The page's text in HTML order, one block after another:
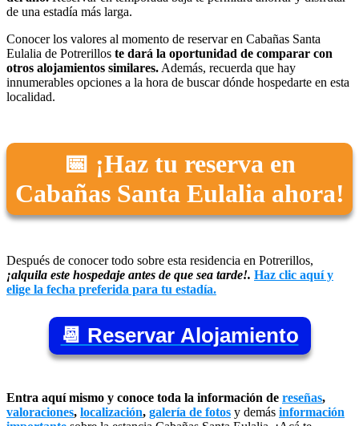
de una estadía más larga.
Conocer los valores al momento de reservar en Cabañas Santa
Eulalia de Potrerillos te dará la oportunidad de comparar con
otros alojamientos similares. Además, recuerda que hay
innumerables opciones a la hora de buscar dónde hospedarte en esta
localidad.
📅 ¡Haz tu reserva en
Cabañas Santa Eulalia ahora!
Después de conocer todo sobre esta residencia en Potrerillos,
¡alquila este hospedaje antes de que sea tarde!. Haz clic aquí y
elige la fecha preferida para tu estadía.
📆 Reservar Alojamiento
Entra aquí mismo y conoce toda la información de reseñas,
valoraciones, localización, galería de fotos y demás información